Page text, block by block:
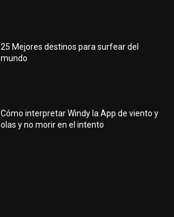
25 Mejores destinos para surfear del
mundo
Cómo interpretar Windy la App de viento y
olas y no morir en el intento